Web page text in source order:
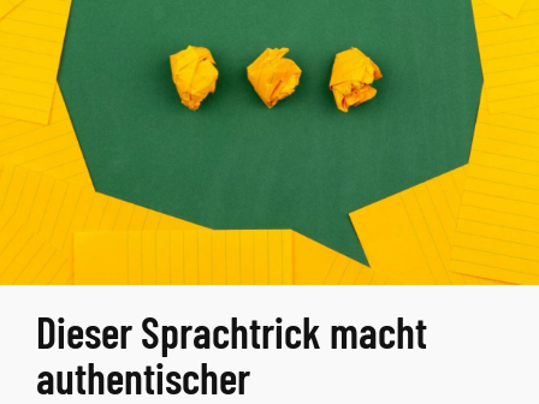
Dieser Sprachtrick macht
authentischer